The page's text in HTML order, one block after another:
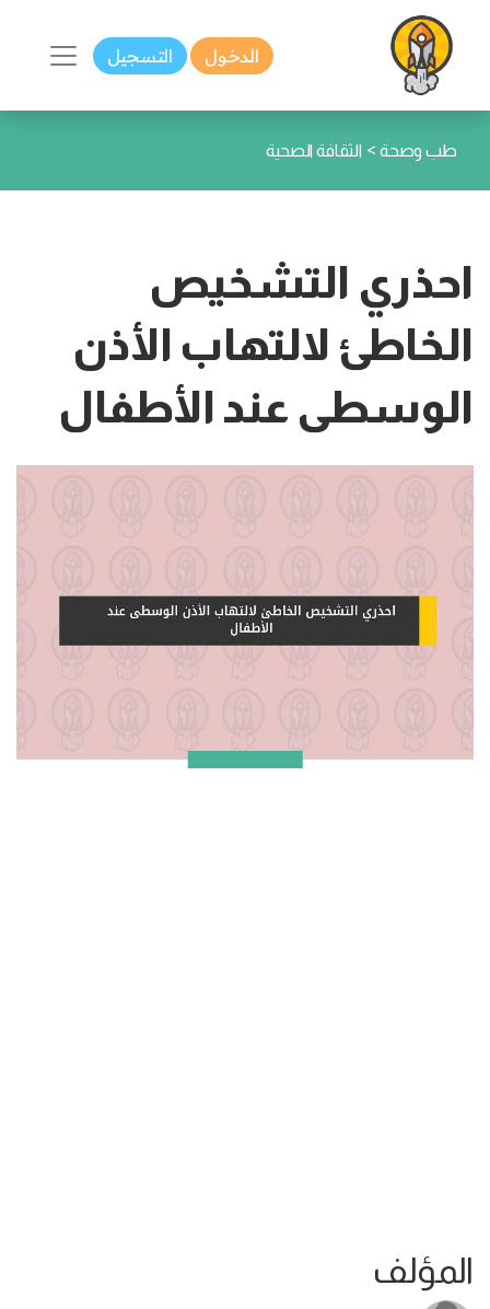
الدخول التسجيل
طب وصحة > الثقافة الصحية
احذري التشخيص
الخاطئ لالتهاب الأذن
الوسطى عند الأطفال
المؤلف